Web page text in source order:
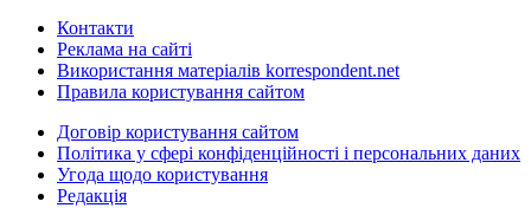
Контакти
Реклама на сайті
Використання матеріалів korrespondent.net
Правила користування сайтом
Договір користування сайтом
Політика у сфері конфіденційності і персональних даних
Угода щодо користування
Редакція